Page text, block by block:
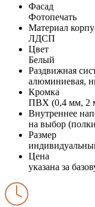
Фасад
Фотопечать
Материал
ЛДСП
Цвет
Белый
Раздвижная
алюминиевая,
Кромка
ПВХ (0,4 мм, 2
Внутреннее
на выбор
Размер
Цена
указана за